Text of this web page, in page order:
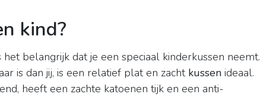
kind?
belangrijk dat je een speciaal kinderkussen neemt.
is dan jij, is een relatief plat en zacht kussen ideaal.
heeft een zachte katoenen tijk en een anti-